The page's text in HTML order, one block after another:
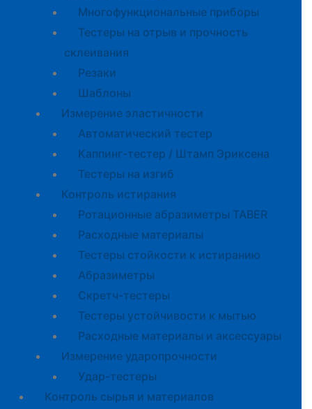
Многофункциональные приборы
Тестеры на отрыв и прочность
склеивания
Резаки
Шаблоны
Измерение эластичности
Автоматический тестер
Каппинг-тестер / Штамп Эриксена
Тестеры на изгиб
Контроль истирания
Ротационные абразиметры TABER
Расходные материалы
Тестеры стойкости к истиранию
Абразиметры
Скретч-тестеры
Тестеры устойчивости к мытью
Расходные материалы и аксессуары
Измерение ударопрочности
Удар-тестеры
Контроль сырья и материалов